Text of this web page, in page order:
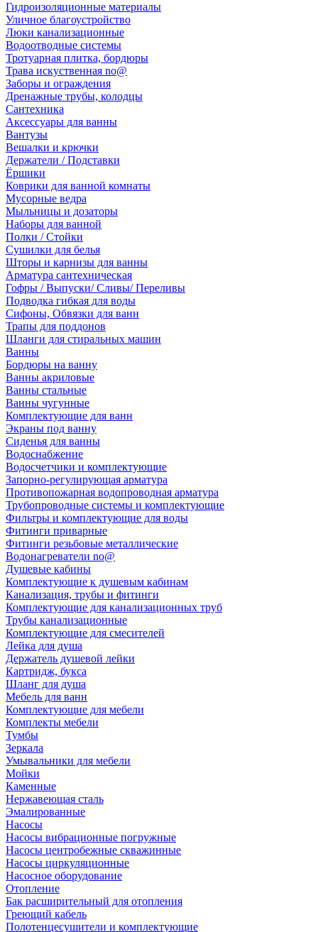
Гидроизоляционные материалы
Уличное благоустройство
Люки канализационные
Водоотводные системы
Тротуарная плитка, бордюры
Трава искуственная no@
Заборы и ограждения
Дренажные трубы, колодцы
Сантехника
Аксессуары для ванны
Вантузы
Вешалки и крючки
Держатели / Подставки
Ёршики
Коврики для ванной комнаты
Мусорные ведра
Мыльницы и дозаторы
Наборы для ванной
Полки / Стойки
Сушилки для белья
Шторы и карнизы для ванны
Арматура сантехническая
Гофры / Выпуски/ Сливы/ Переливы
Подводка гибкая для воды
Сифоны, Обвязки для ванн
Трапы для поддонов
Шланги для стиральных машин
Ванны
Бордюры на ванну
Ванны акриловые
Ванны стальные
Ванны чугунные
Комплектующие для ванн
Экраны под ванну
Сиденья для ванны
Водоснабжение
Водосчетчики и комплектующие
Запорно-регулирующая арматура
Противопожарная водопроводная арматура
Трубопроводные системы и комплектующие
Фильтры и комплектующие для воды
Фитинги приварные
Фитинги резьбовые металлические
Водонагреватели no@
Душевые кабины
Комплектующие к душевым кабинам
Канализация, трубы и фитинги
Комплектующие для канализационных труб
Трубы канализационные
Комплектующие для смесителей
Лейка для душа
Держатель душевой лейки
Картридж, букса
Шланг для душа
Мебель для ванн
Комплектующие для мебели
Комплекты мебели
Тумбы
Зеркала
Умывальники для мебели
Мойки
Каменные
Нержавеющая сталь
Эмалированные
Насосы
Насосы вибрационные погружные
Насосы центробежные скважинные
Насосы циркуляционные
Насосное оборудование
Отопление
Бак расширительный для отопления
Греющий кабель
Полотенцесушители и комплектующие